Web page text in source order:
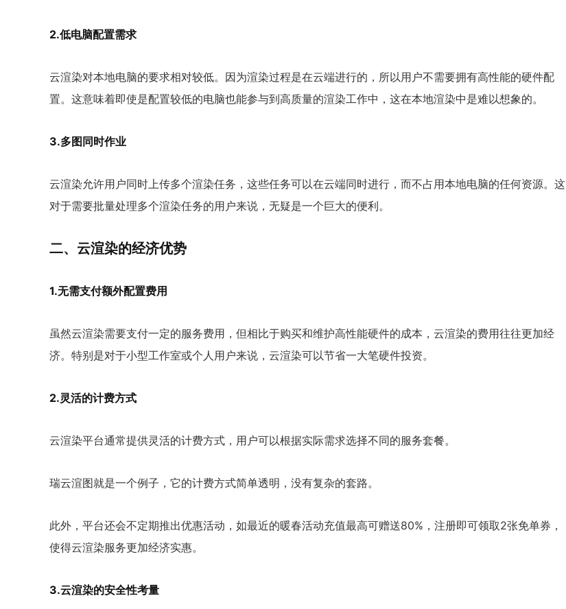
2.低电脑配置需求
云渲染对本地电脑的要求相对较低。因为渲染过程是在云端进行的，所以用户不需要拥有高性能的硬件配
置。这意味着即使是配置较低的电脑也能参与到高质量的渲染工作中，这在本地渲染中是难以想象的。
3.多图同时作业
云渲染允许用户同时上传多个渲染任务，这些任务可以在云端同时进行，而不占用本地电脑的任何资源。这
对于需要批量处理多个渲染任务的用户来说，无疑是一个巨大的便利。
二、云渲染的经济优势
1.无需支付额外配置费用
虽然云渲染需要支付一定的服务费用，但相比于购买和维护高性能硬件的成本，云渲染的费用往往更加经
济。特别是对于小型工作室或个人用户来说，云渲染可以节省一大笔硬件投资。
2.灵活的计费方式
云渲染平台通常提供灵活的计费方式，用户可以根据实际需求选择不同的服务套餐。
瑞云渲图就是一个例子，它的计费方式简单透明，没有复杂的套路。
此外，平台还会不定期推出优惠活动，如最近的暖春活动充值最高可赠送80%，注册即可领取2张免单券，
使得云渲染服务更加经济实惠。
3.云渲染的安全性考量